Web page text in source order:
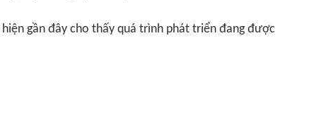
gần đây cho thấy quá trình phát triển đang được